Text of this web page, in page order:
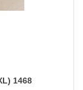
1468